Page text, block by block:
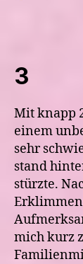
3
Mit knapp
einem
sehr
stand
stürzte.
mich kurz